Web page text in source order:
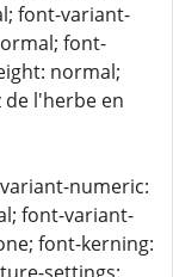
font-variant-
font-
normal;
de l'herbe en
numeric:
font-variant-
font-kerning: